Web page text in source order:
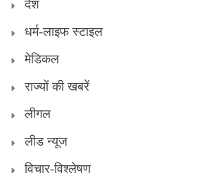
देश
धर्म-लाइफ स्टाइल
मेडिकल
राज्यों की खबरें
लीगल
लीड न्यूज
विचार-विश्लेषण